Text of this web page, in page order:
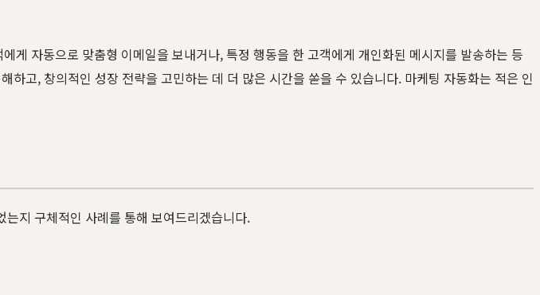
게 자동으로 맞춤형 이메일을 보내거나, 특정 행동을 한 고객에게 개인화된 메시지를 발송하는 등
고, 창의적인 성장 전략을 고민하는 데 더 많은 시간을 쏟을 수 있습니다. 마케팅 자동화는 적은 인
는지 구체적인 사례를 통해 보여드리겠습니다.